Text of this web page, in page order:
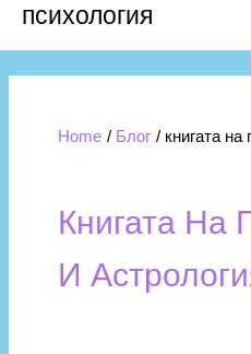
психология
Home Блог книгата на
Книгата На
И